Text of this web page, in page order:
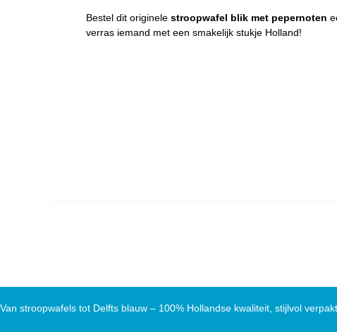
Bestel dit originele stroopwafel blik met pepernoten
verras iemand met een smakelijk stukje Holland!
Van stroopwafels tot Delfts blauw – 100% Hollandse kwaliteit, stijlvol verpakt.